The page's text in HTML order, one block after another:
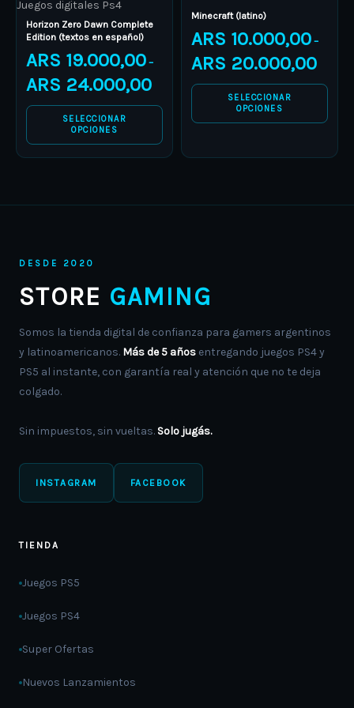
Juegos digitales Ps4
Horizon Zero Dawn Complete
Edition (textos en español)
ARS 19.000,00 –
ARS 24.000,00
SELECCIONAR
OPCIONES
chosen
on
the
product
Minecraft (latino)
ARS 10.000,00 –
ARS 20.000,00
SELECCIONAR
OPCIONES
chosen
on
product
DESDE 2020
STORE GAMING
Somos la tienda digital de confianza para gamers argentinos
y latinoamericanos. Más de 5 años entregando juegos PS4 y
PS5 al instante, con garantía real y atención que no te deja
colgado.
Sin impuestos, sin vueltas. Solo jugás.
INSTAGRAM FACEBOOK
TIENDA
Juegos PS5
Juegos PS4
Super Ofertas
Nuevos Lanzamientos